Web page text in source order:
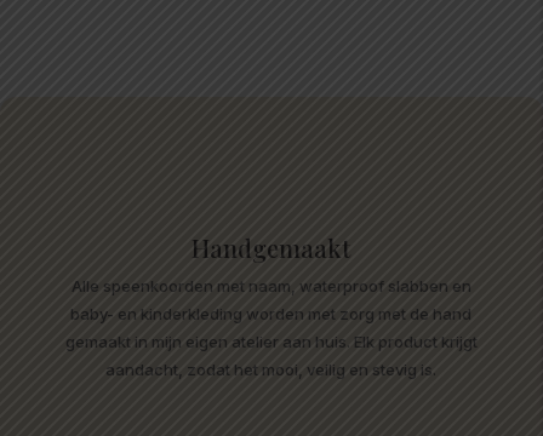
Handgemaakt
Alle speenkoorden met naam, waterproof slabben en
baby- en kinderkleding worden met zorg met de hand
gemaakt in mijn eigen atelier aan huis. Elk product krijgt
aandacht, zodat het mooi, veilig en stevig is.